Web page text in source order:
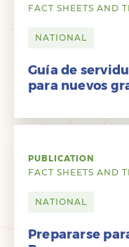
FACT SHEETS AND
NATIONAL
Guía de
para nuevos
PUBLICATION
FACT SHEETS AND
NATIONAL
Prepararse